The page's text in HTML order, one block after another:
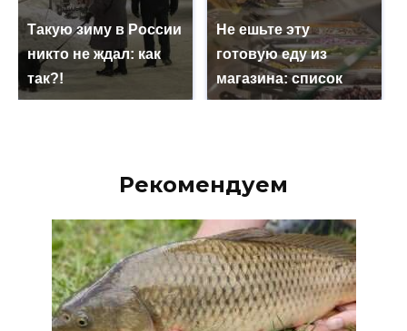
Такую зиму в России
никто не ждал: как
так?!
Не ешьте эту
готовую еду из
магазина: список
Рекомендуем